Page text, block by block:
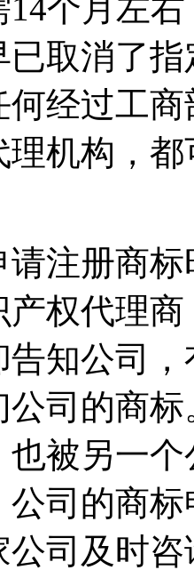
个月左
已取消了
何经过工
理机构，
注册商
权代理
知公司
公司的商
也被另一
司的商
司及时